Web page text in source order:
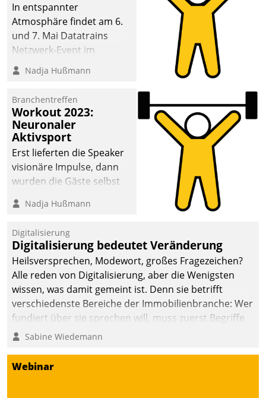
In entspannter
Atmosphäre findet am 6.
und 7. Mai Datatrains
Netzwerk-Event im
Kunden- und Partnerkreis
statt. Zentrale Frage: Wie
Mammutprojekte
meistern und Workloads
wuppen – bei zunehmend
anspruchsvollen
Aufgaben und
abnehmendem
Nadja Hußmann
Branchentreffen
Workout 2023:
Neuronaler
Aktivsport
Erst lieferten die Speaker
visionäre Impulse, dann
wurden die Gäste selbst
methodisch
Quartier. Dazwischen
zeigte Datatrain, was es
Neues zu bieten hat.
Nadja Hußmann
Digitalisierung
Digitalisierung bedeutet Veränderung
Heilsversprechen, Modewort, großes Fragezeichen?
Alle reden von Digitalisierung, aber die Wenigsten
wissen, was damit gemeint ist. Denn sie betrifft
verschiedenste Bereiche der Immobilienbranche: Wer
fundiert über sie sprechen will, muss zuerst Begriffe
klären. Ein Aspekt ist die betriebliche Optimierung:
Einsparungen durch optimierte und automatisierte
Sabine Wiedemann
Webinar